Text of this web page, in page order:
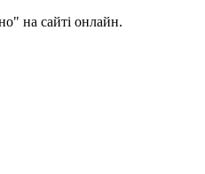
на сайті онлайн.